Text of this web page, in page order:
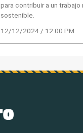
para contribuir a un
sostenible.
12/12/2024 / 12:00 PM